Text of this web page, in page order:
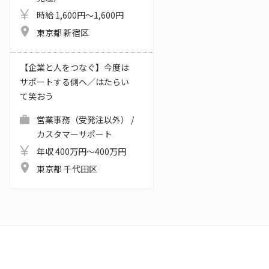
時給 1,600円～1,600円
東京都 新宿区
【企業と人をつなぐ】今度は
サポートする側へ／はたらい
て笑おう
営業事務（受発注以外） /
カスタマーサポート
年収 400万円～400万円
東京都 千代田区